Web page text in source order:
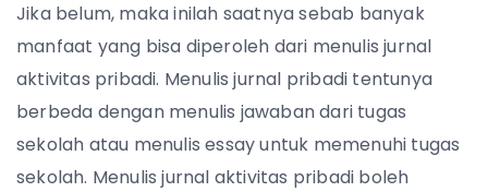
Jika belum, maka inilah saatnya sebab banyak
manfaat yang bisa diperoleh dari menulis jurnal
aktivitas pribadi. Menulis jurnal pribadi tentunya
berbeda dengan menulis jawaban dari tugas
sekolah atau menulis essay untuk memenuhi tugas
sekolah. Menulis jurnal aktivitas pribadi boleh